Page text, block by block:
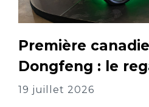
Première
Dongfeng : le
19 juillet 2026